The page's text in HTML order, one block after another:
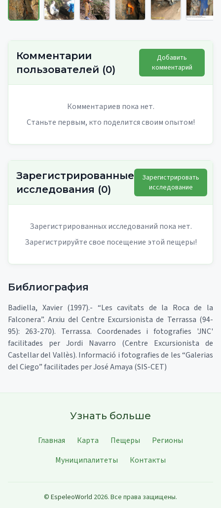
Комментарии
пользователей (0)
Добавить
комментарий
Комментариев пока нет.
Станьте первым, кто поделится своим опытом!
Зарегистрированные
исследования (0)
Зарегистрировать
исследование
Зарегистрированных исследований пока нет.
Зарегистрируйте свое посещение этой пещеры!
Библиография
Badiella, Xavier (1997).- “Les cavitats de la Roca de la
Falconera”. Arxiu del Centre Excursionista de Terrassa (94-
95): 263-270). Terrassa. Coordenades i fotografies 'JNC'
facilitades per Jordi Navarro (Centre Excursionista de
Castellar del Vallès). Informació i fotografies de les “Galerias
del Ciego” facilitades per José Amaya (SIS-CET)
Узнать больше
Главная Карта Пещеры
Регионы
Муниципалитеты
Контакты
© EspeleoWorld 2026. Все права защищены.